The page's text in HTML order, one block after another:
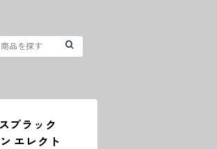
ブラック
エレクト